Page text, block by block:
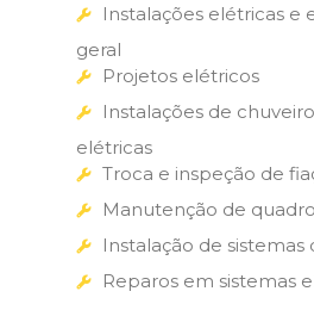
Instalações elétricas e
geral
Projetos elétricos
Instalações de
elétricas
Troca e inspeção de
Manutenção de
Instalação de
Reparos em sistemas